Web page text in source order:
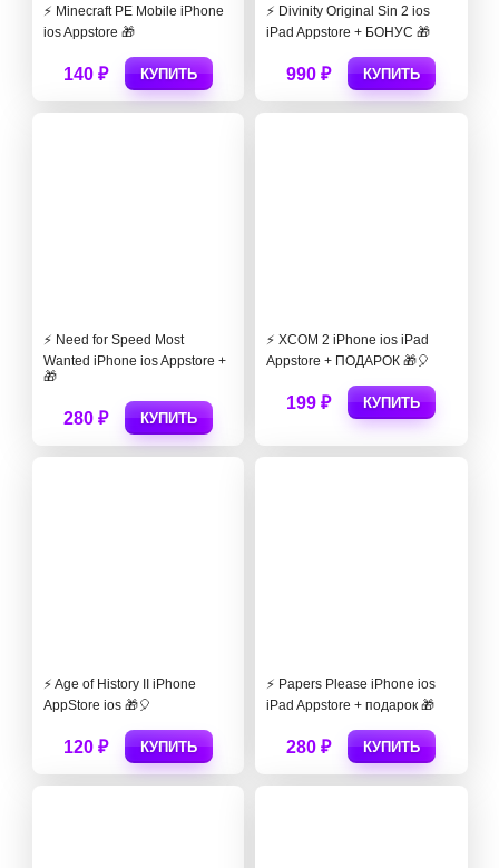
⚡️ Minecraft PE Mobile iPhone
ios Appstore 🎁
140 ₽ КУПИТЬ
⚡️ Divinity Original Sin 2 ios
iPad Appstore + БОНУС 🎁
990 ₽ КУПИТЬ
⚡️ Need for Speed Most
Wanted iPhone ios Appstore +
🎁
280 ₽ КУПИТЬ
⚡️ XCOM 2 iPhone ios iPad
Appstore + ПОДАРОК 🎁🎈
199 ₽ КУПИТЬ
⚡️ Age of History II iPhone
AppStore ios 🎁🎈
120 ₽ КУПИТЬ
⚡️ Papers Please iPhone ios
iPad Appstore + подарок 🎁
280 ₽ КУПИТЬ